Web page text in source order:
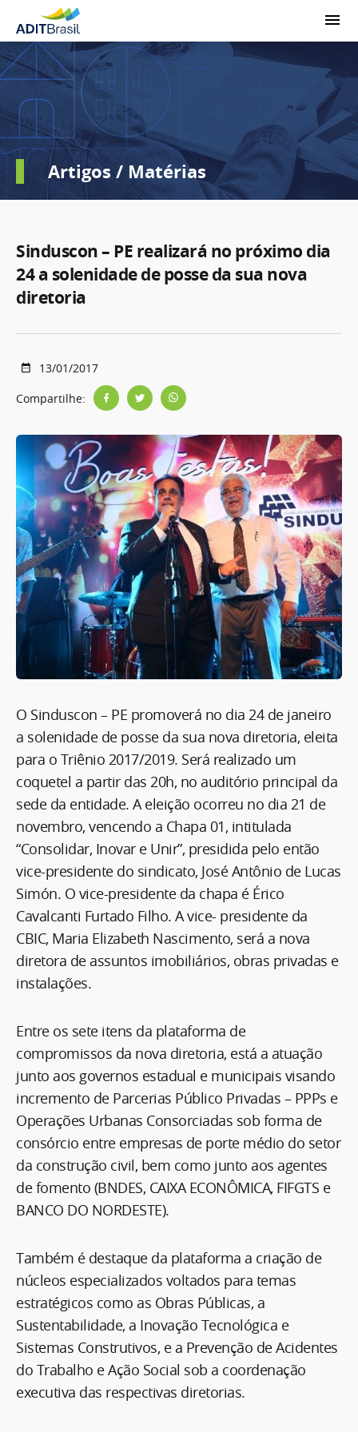
Artigos / Matérias
Sinduscon – PE realizará no próximo dia
24 a solenidade de posse da sua nova
diretoria
13/01/2017
Compartilhe:
O Sinduscon – PE promoverá no dia 24 de janeiro
a solenidade de posse da sua nova diretoria, eleita
para o Triênio 2017/2019. Será realizado um
coquetel a partir das 20h, no auditório principal da
sede da entidade. A eleição ocorreu no dia 21 de
novembro, vencendo a Chapa 01, intitulada
“Consolidar, Inovar e Unir”, presidida pelo então
vice-presidente do sindicato, José Antônio de Lucas
Simón. O vice-presidente da chapa é Érico
Cavalcanti Furtado Filho. A vice- presidente da
CBIC, Maria Elizabeth Nascimento, será a nova
diretora de assuntos imobiliários, obras privadas e
instalações.
Entre os sete itens da plataforma de
compromissos da nova diretoria, está a atuação
junto aos governos estadual e municipais visando
incremento de Parcerias Público Privadas – PPPs e
Operações Urbanas Consorciadas sob forma de
consórcio entre empresas de porte médio do setor
da construção civil, bem como junto aos agentes
de fomento (BNDES, CAIXA ECONÔMICA, FIFGTS e
BANCO DO NORDESTE).
Também é destaque da plataforma a criação de
núcleos especializados voltados para temas
estratégicos como as Obras Públicas, a
Sustentabilidade, a Inovação Tecnológica e
Sistemas Construtivos, e a Prevenção de Acidentes
do Trabalho e Ação Social sob a coordenação
executiva das respectivas diretorias.